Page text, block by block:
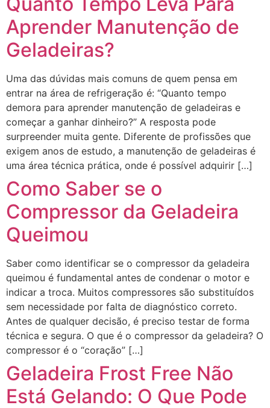
Aprender Manutenção de
Geladeiras?
Uma das dúvidas mais comuns de quem pensa em
entrar na área de refrigeração é: “Quanto tempo
demora para aprender manutenção de geladeiras e
começar a ganhar dinheiro?” A resposta pode
surpreender muita gente. Diferente de profissões que
exigem anos de estudo, a manutenção de geladeiras é
uma área técnica prática, onde é possível adquirir […]
Como Saber se o
Compressor da Geladeira
Queimou
Saber como identificar se o compressor da geladeira
queimou é fundamental antes de condenar o motor e
indicar a troca. Muitos compressores são substituídos
sem necessidade por falta de diagnóstico correto.
Antes de qualquer decisão, é preciso testar de forma
técnica e segura. O que é o compressor da geladeira? O
compressor é o “coração” […]
Geladeira Frost Free Não
Está Gelando: O Que Pode